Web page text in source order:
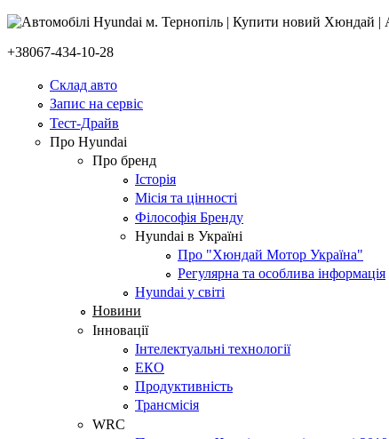
+38067-434-10-28
Склад авто
Запис на сервіс
Тест-Драйв
Про Hyundai
Про бренд
Історія
Місія та цінності
Філософія Бренду
Hyundai в Україні
Про "Хюндай Мотор Україна"
Регулярна та особлива інформація
Hyundai у світі
Новини
Інновації
Інтелектуальні технології
ЕКО
Продуктивність
Трансмісія
WRC